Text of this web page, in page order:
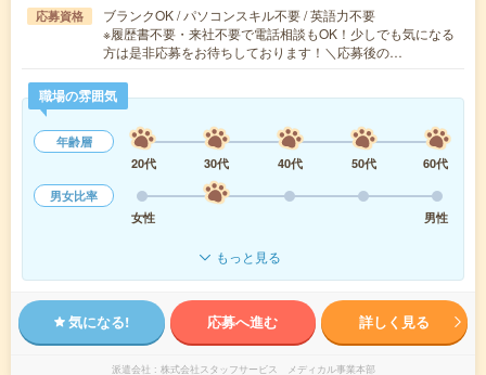
応募資格
ブランクOK / パソコンスキル不要 / 英語力不要
※履歴書不要・来社不要で電話相談もOK！少しでも気になる
方は是非応募をお待ちしております！＼応募後の…
職場の雰囲気
年齢層
20代
30代 40代 50代
60代
男女比率
女性
男性
もっと見る
気になる! 応募へ進む 詳しく見る
派遣会社 株式会社スタッフサービス メディカル事業本部